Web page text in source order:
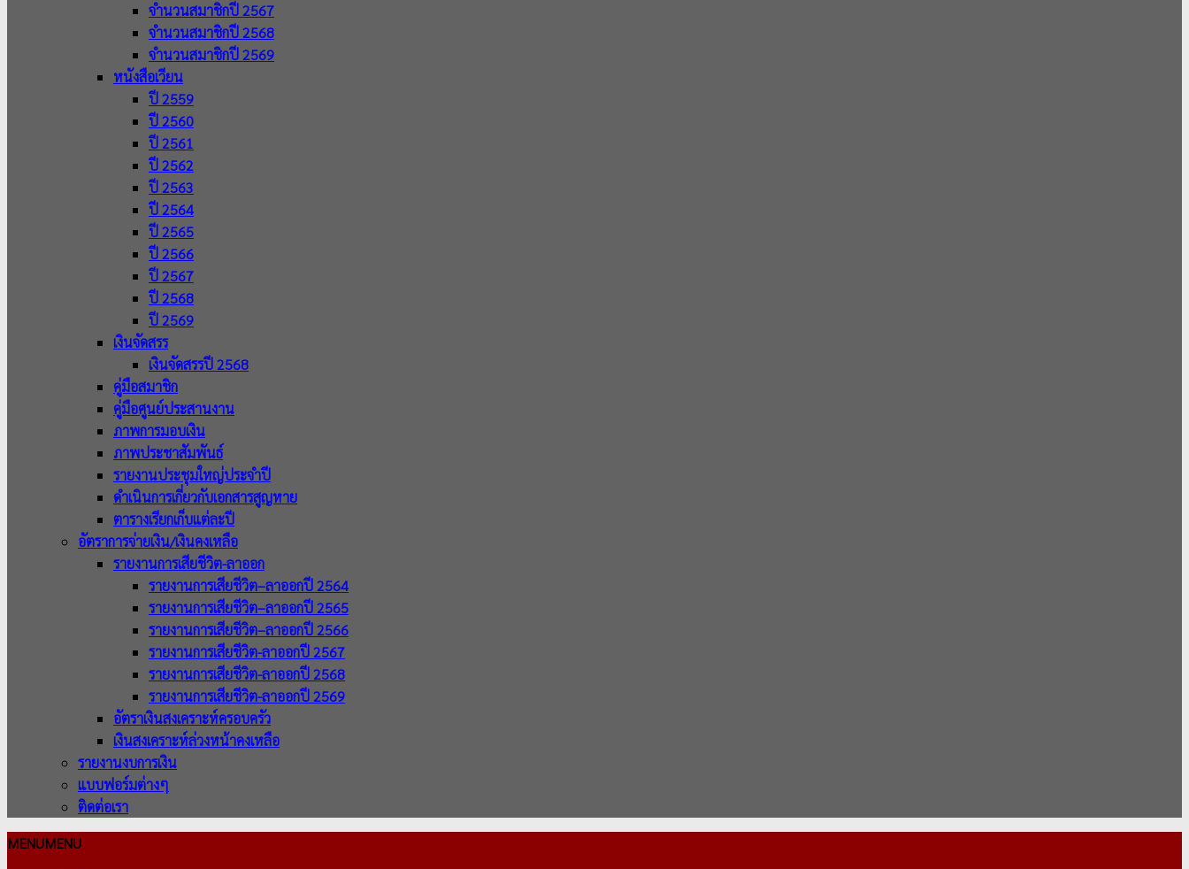
จำนวนสมาชิกปี 2567
จำนวนสมาชิกปี 2568
จำนวนสมาชิกปี 2569
หนังสือเวียน
ปี 2559
ปี 2560
ปี 2561
ปี 2562
ปี 2563
ปี 2564
ปี 2565
ปี 2566
ปี 2567
ปี 2568
ปี 2569
เงินจัดสรร
เงินจัดสรรปี 2568
คู่มือสมาชิก
คู่มือศูนย์ประสานงาน
ภาพการมอบเงิน
ภาพประชาสัมพันธ์
รายงานประชุมใหญ่ประจำปี
ดำเนินการเกี่ยวกับเอกสารสูญหาย
ตารางเรียกเก็บแต่ละปี
อัตราการจ่ายเงิน/เงินคงเหลือ
รายงานการเสียชีวิต-ลาออก
รายงานการเสียชีวิต–ลาออกปี 2564
รายงานการเสียชีวิต–ลาออกปี 2565
รายงานการเสียชีวิต–ลาออกปี 2566
รายงานการเสียชีวิต-ลาออกปี 2567
รายงานการเสียชีวิต-ลาออกปี 2568
รายงานการเสียชีวิต-ลาออกปี 2569
อัตราเงินสงเคราะห์ครอบครัว
เงินสงเคราะห์ล่วงหน้าคงเหลือ
รายงานงบการเงิน
แบบฟอร์มต่างๆ
ติดต่อเรา
MENUMENU